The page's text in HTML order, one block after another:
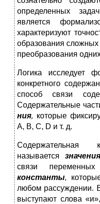
определенных
является
характеризуют
образования
преобразования
Логика исследует
конкретного
способ связи
Содержательные
ния, которые
А, В, С, D и т. д.
Содержательная
называется значе­
связи
константы,
любом рассуждении. В
выступают слова